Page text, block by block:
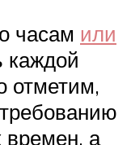
часам или
каждой
отметим,
времен, а